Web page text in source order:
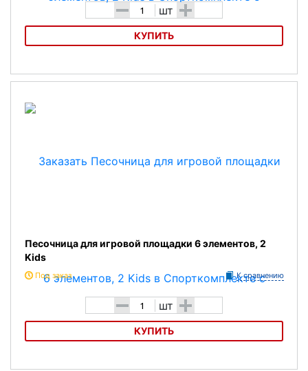
- шт +
КУПИТЬ
Детская игровая песочница 5 элементов, 2 Kids
Песочница для игровой площадки 6 элементов, 2
Kids
Под заказ К сравнению
- шт +
КУПИТЬ